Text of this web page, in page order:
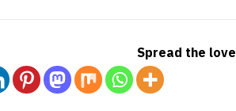
Spread the love